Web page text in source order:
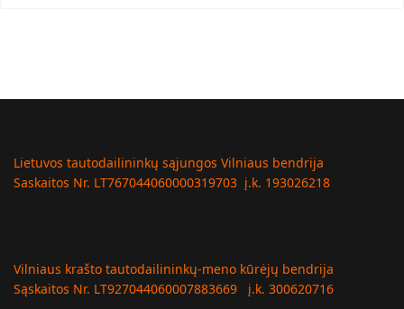
Lietuvos tautodailininkų sąjungos Vilniaus bendrija
Saskaitos Nr. LT767044060000319703 į.k. 193026218
Vilniaus krašto tautodailininkų-meno kūrėjų bendrija
Sąskaitos Nr. LT927044060007883669 į.k. 300620716